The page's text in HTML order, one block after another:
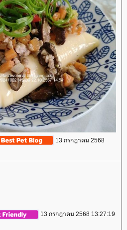
13 กรกฎาคม 2568
13 กรกฎาคม 2568 13:27:19